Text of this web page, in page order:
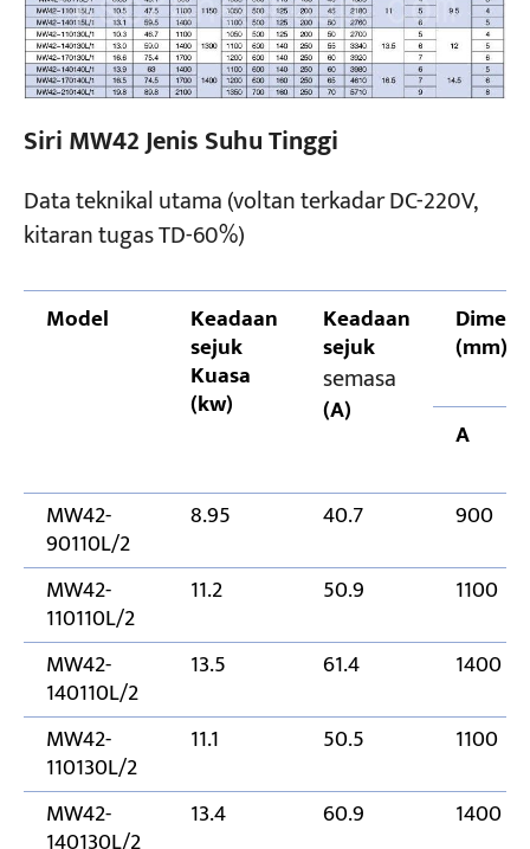
Siri MW42 Jenis Suhu Tinggi
Data teknikal utama (voltan terkadar DC-220V,
kitaran tugas TD-60%)
Model Keadaan
sejuk
Kuasa
(kw)
Keadaan
sejuk
semasa
(A)
(mm)
A
MW42-
90110L/2
8.95 40.7 900
MW42-
110110L/2
11.2 50.9 1100
MW42-
140110L/2
13.5 61.4 1400
MW42-
110130L/2
11.1 50.5 1100
MW42- 13.4 60.9 1400